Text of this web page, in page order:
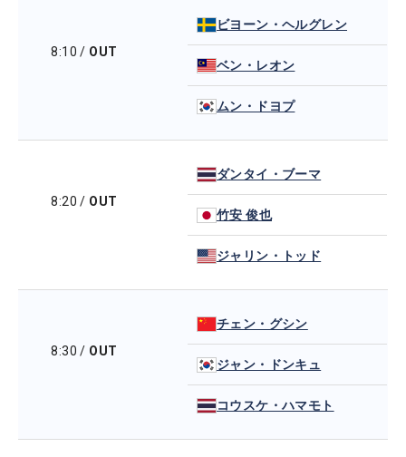
8:10 / OUT
ビヨーン・ヘルグレン
ベン・レオン
ムン・ドヨプ
8:20 / OUT
ダンタイ・ブーマ
竹安 俊也
ジャリン・トッド
8:30 / OUT
チェン・グシン
ジャン・ドンキュ
コウスケ・ハマモト